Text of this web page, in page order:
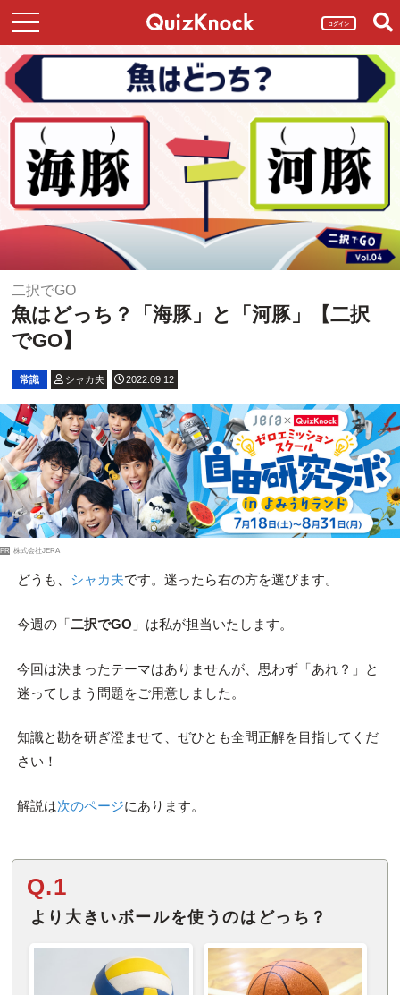
ログイン
二択でGO
魚はどっち？「海豚」と「河豚」【二択
でGO】
常識 シャカ夫 2022.09.12
PR 株式会社JERA
どうも、 シャカ夫です。迷ったら右の方を選びます。
今週の「二択でGO 」は私が担当いたします。
今回は決まったテーマはありませんが、思わず「あれ？」と
迷ってしまう問題をご用意しました。
知識と勘を研ぎ澄ませて、ぜひとも全問正解を目指してくだ
さい！
解説は次のページにあります。
Q.1
より大きいボールを使うのはどっち？